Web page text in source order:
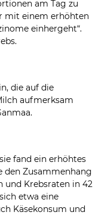
am Tag zu
mit einem erhöhten
einhergeht“.
die auf die
aufmerksam
fand ein erhöhtes
den Zusammenhang
und Krebsraten in 42
etwa eine
Käsekonsum und